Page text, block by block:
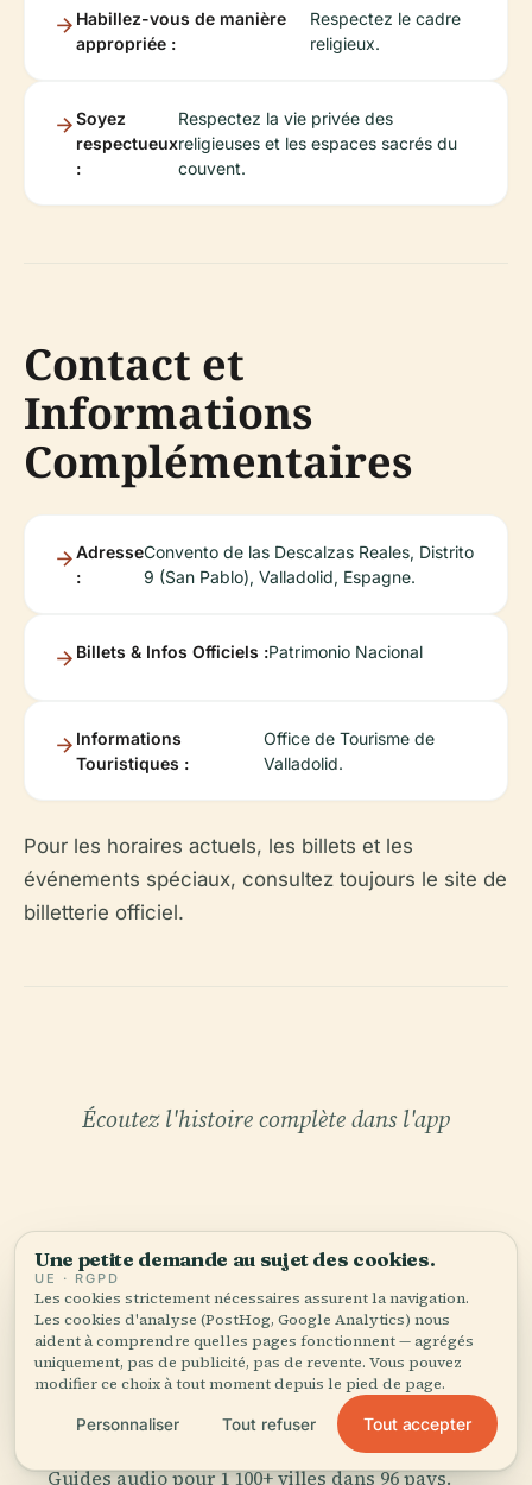
Habillez-vous de manière
appropriée :
Respectez le cadre
religieux.
Soyez
respectueux
:
Respectez la vie privée des
religieuses et les espaces sacrés du
couvent.
Contact et
Informations
Complémentaires
Adresse
:
Convento de las Descalzas Reales, Distrito
9 (San Pablo), Valladolid, Espagne.
Billets & Infos Officiels :Patrimonio Nacional
Informations
Touristiques :
Office de Tourisme de
Valladolid.
Pour les horaires actuels, les billets et les
événements spéciaux, consultez toujours le site de
billetterie officiel.
Écoutez l'histoire complète dans l'app
Couvent des Descalzas
Reales tout entière,
bien racontée.
Guides audio pour 1 100+ villes dans 96 pays.
Une petite demande au sujet des cookies.
UE · RGPD
Les cookies strictement nécessaires assurent la navigation.
Les cookies d'analyse (PostHog, Google Analytics) nous
aident à comprendre quelles pages fonctionnent — agrégés
uniquement, pas de publicité, pas de revente. Vous pouvez
modifier ce choix à tout moment depuis le pied de page.
Personnaliser Tout refuser Tout accepter